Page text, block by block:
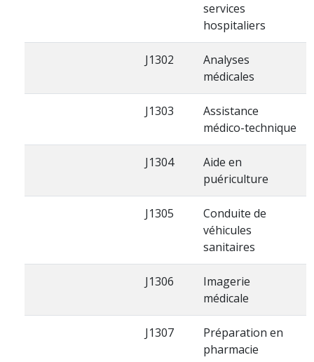
services
hospitaliers
J1302
Analyses
médicales
J1303
Assistance
médico-technique
J1304
Aide en
puériculture
J1305
Conduite de
véhicules
sanitaires
J1306
Imagerie
médicale
J1307
Préparation en
pharmacie